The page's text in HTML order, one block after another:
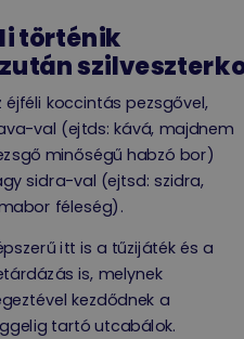
történik
éjféli koccintás pezsgővel,
val (ejtds: kává, majdnem
minőségű habzó bor)
sidra-val (ejtsd: szidra,
féleség).
itt is a tűzijáték és a
is, melynek
kezdődnek a
tartó utcabálok.